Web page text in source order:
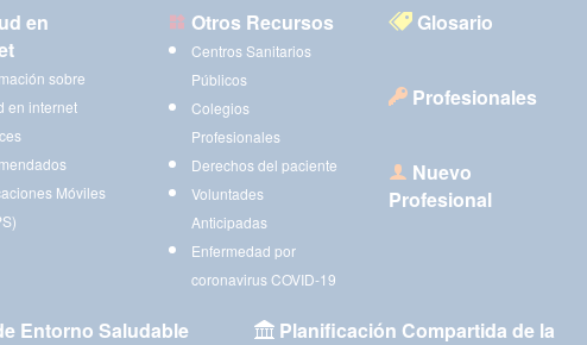
en
sobre
en internet
Móviles
Otros Recursos
Centros Sanitarios
Públicos
Colegios
Profesionales
Derechos del paciente
Voluntades
Anticipadas
Enfermedad por
coronavirus COVID-19
Glosario
Profesionales
Nuevo
Profesional
Entorno Saludable
Planificación Compartida de la